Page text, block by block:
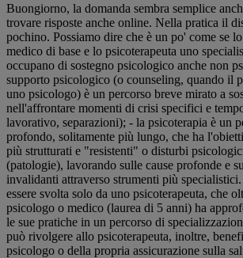
Buongiorno, la domanda sembra semplice
trovare risposte anche online. Nella pratica il
pochino. Possiamo dire che è un po' come se
medico di base e lo psicoterapeuta uno
occupano di sostegno psicologico anche non
supporto psicologico (o counseling, quando il
uno psicologo) è un percorso breve mirato a
nell'affrontare momenti di crisi specifici e
lavorativo, separazioni); - la psicoterapia è un
profondo, solitamente più lungo, che ha
più strutturati e "resistenti" o disturbi
(patologie), lavorando sulle cause profonde e
invalidanti attraverso strumenti più
essere svolta solo da uno psicoterapeuta, che
psicologo o medico (laurea di 5 anni) ha
le sue pratiche in un percorso di
può rivolgere allo psicoterapeuta, inoltre,
psicologo o della propria assicurazione sulla